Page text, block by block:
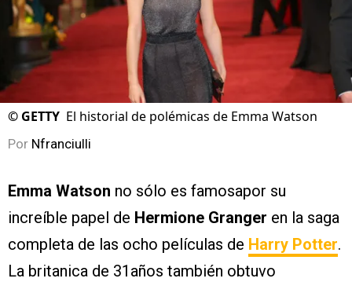
© GETTY El historial de polémicas de Emma Watson
Por Nfranciulli
Emma Watson no sólo es famosapor su
increíble papel de Hermione Granger en la saga
completa de las ocho películas de Harry Potter.
La britanica de 31años también obtuvo